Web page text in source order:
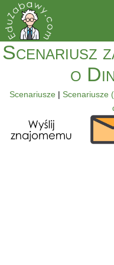
Scenariusz
o
Scenariusze| Scenariusze